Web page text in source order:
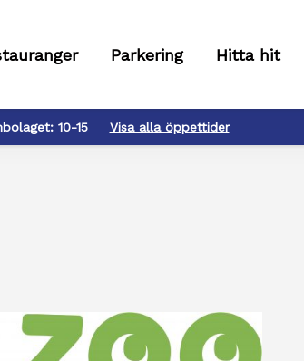
Parkering Hitta hit
10-15 Visa alla öppettider